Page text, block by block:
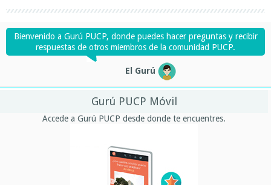
Bienvenido a Gurú PUCP, donde puedes hacer preguntas y recibir
respuestas de otros miembros de la comunidad PUCP.
El Gurú
Gurú PUCP Móvil
Accede a Gurú PUCP desde donde te encuentres.